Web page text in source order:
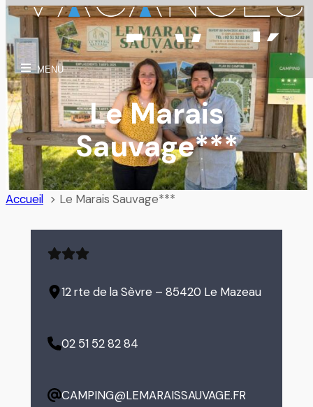
Aller
contenu
MENU
Le Marais
Sauvage***
Accueil Le Marais Sauvage***
12 rte de la Sèvre – 85420 Le Mazeau
02 51 52 82 84
CAMPING@LEMARAISSAUVAGE.FR